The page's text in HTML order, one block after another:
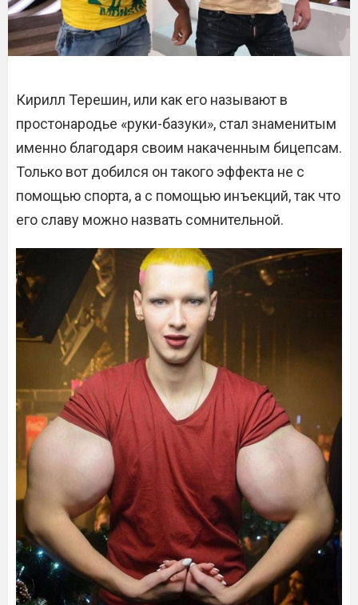
Кирилл Терешин, или как его называют в
простонародье «руки-базуки», стал знаменитым
именно благодаря своим накаченным бицепсам.
Только вот добился он такого эффекта не с
помощью спорта, а с помощью инъекций, так что
его славу можно назвать сомнительной.